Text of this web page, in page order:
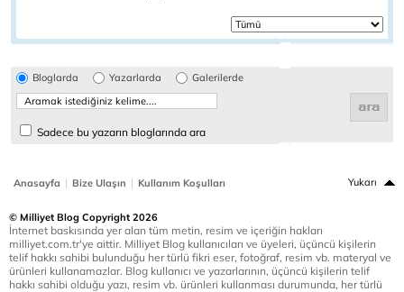
Bloglarda Yazarlarda Galerilerde
Sadece bu yazarın bloglarında ara
Anasayfa | Bize Ulaşın | Kullanım Koşulları Yukarı
© Milliyet Blog Copyright 2026
İnternet baskısında yer alan tüm metin, resim ve içeriğin hakları
milliyet.com.tr'ye aittir. Milliyet Blog kullanıcıları ve üyeleri, üçüncü kişilerin
telif hakkı sahibi bulunduğu her türlü fikri eser, fotoğraf, resim vb. materyal ve
ürünleri kullanamazlar. Blog kullanıcı ve yazarlarının, üçüncü kişilerin telif
hakkı sahibi olduğu yazı, resim vb. ürünleri kullanması durumunda, her türlü